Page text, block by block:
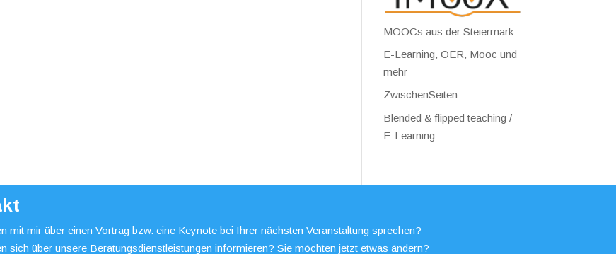
MOOCs aus der Steiermark
E-Learning, OER, Mooc und
mehr
ZwischenSeiten
Blended & flipped teaching /
E-Learning
mit mir über einen Vortrag bzw. eine Keynote bei Ihrer nächsten Veranstaltung sprechen?
sich über unsere Beratungsdienstleistungen informieren? Sie möchten jetzt etwas ändern?